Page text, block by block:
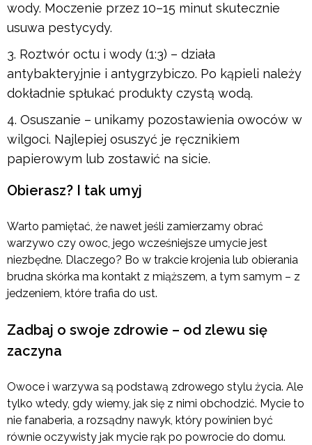
wody. Moczenie przez 10–15 minut skutecznie
usuwa pestycydy.
Roztwór octu i wody (1:3) – działa
antybakteryjnie i antygrzybiczo. Po kąpieli należy
dokładnie spłukać produkty czystą wodą.
Osuszanie – unikamy pozostawienia owoców w
wilgoci. Najlepiej osuszyć je ręcznikiem
papierowym lub zostawić na sicie.
Obierasz? I tak umyj
Warto pamiętać, że nawet jeśli zamierzamy obrać
warzywo czy owoc, jego wcześniejsze umycie jest
niezbędne. Dlaczego? Bo w trakcie krojenia lub obierania
brudna skórka ma kontakt z miąższem, a tym samym – z
jedzeniem, które trafia do ust.
Zadbaj o swoje zdrowie – od zlewu się
zaczyna
Owoce i warzywa są podstawą zdrowego stylu życia. Ale
tylko wtedy, gdy wiemy, jak się z nimi obchodzić. Mycie to
nie fanaberia, a rozsądny nawyk, który powinien być
równie oczywisty jak mycie rąk po powrocie do domu.